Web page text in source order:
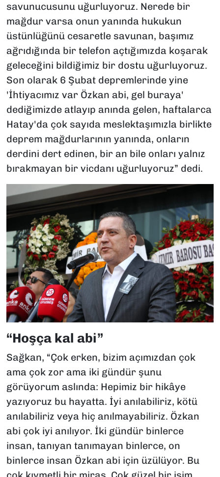
savunucusunu uğurluyoruz. Nerede bir
mağdur varsa onun yanında hukukun
üstünlüğünü cesaretle savunan, başımız
ağrıdığında bir telefon açtığımızda koşarak
geleceğini bildiğimiz bir dostu uğurluyoruz.
Son olarak 6 Şubat depremlerinde yine
'İhtiyacımız var Özkan abi, gel buraya'
dediğimizde atlayıp anında gelen, haftalarca
Hatay'da çok sayıda meslektaşımızla birlikte
deprem mağdurlarının yanında, onların
derdini dert edinen, bir an bile onları yalnız
bırakmayan bir vicdanı uğurluyoruz” dedi.
“Hoşça kal abi”
Sağkan, “Çok erken, bizim açımızdan çok
ama çok zor ama iki gündür şunu
görüyorum aslında: Hepimiz bir hikâye
yazıyoruz bu hayatta. İyi anılabiliriz, kötü
anılabiliriz veya hiç anılmayabiliriz. Özkan
abi çok iyi anılıyor. İki gündür binlerce
insan, tanıyan tanımayan binlerce, on
binlerce insan Özkan abi için üzülüyor. Bu